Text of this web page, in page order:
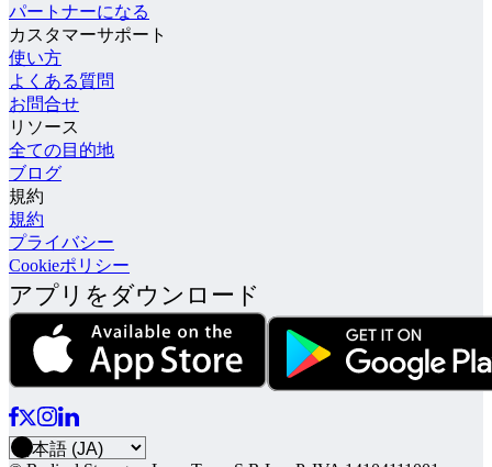
パートナーになる
カスタマーサポート
使い方
よくある質問
お問合せ
リソース
全ての目的地
ブログ
規約
規約
プライバシー
Cookieポリシー
アプリをダウンロード